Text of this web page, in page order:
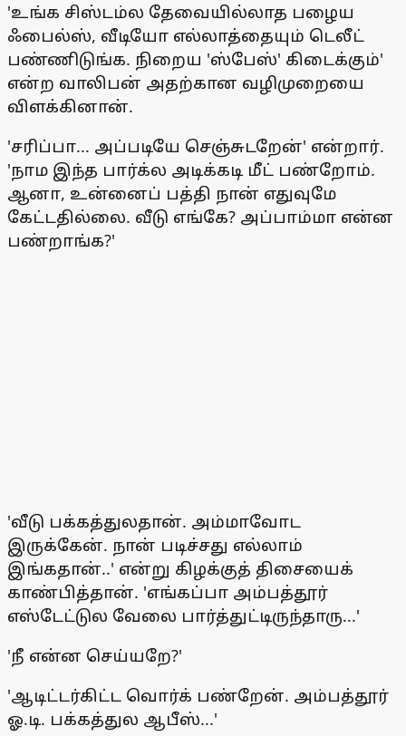
'உங்க சிஸ்டம்ல தேவையில்லாத பழைய
ஃபைல்ஸ், வீடியோ எல்லாத்தையும் டெலீட்
பண்ணிடுங்க. நிறைய 'ஸ்பேஸ்' கிடைக்கும்'
என்ற வாலிபன் அதற்கான வழிமுறையை
விளக்கினான்.
'சரிப்பா... அப்படியே செஞ்சுடறேன்' என்றார்.
'நாம இந்த பார்க்ல அடிக்கடி மீட் பண்றோம்.
ஆனா, உன்னைப் பத்தி நான் எதுவுமே
கேட்டதில்லை. வீடு எங்கே? அப்பாம்மா என்ன
பண்றாங்க?'
'வீடு பக்கத்துலதான். அம்மாவோட
இருக்கேன். நான் படிச்சது எல்லாம்
இங்கதான்..' என்று கிழக்குத் திசையைக்
காண்பித்தான். 'எங்கப்பா அம்பத்தூர்
எஸ்டேட்டுல வேலை பார்த்துட்டிருந்தாரு...'
'நீ என்ன செய்யறே?'
'ஆடிட்டர்கிட்ட வொர்க் பண்றேன். அம்பத்தூர்
ஓ.டி. பக்கத்துல ஆபீஸ்...'